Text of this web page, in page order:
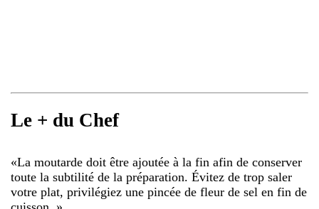
Le + du Chef
«La moutarde doit être ajoutée à la fin afin de conserver
toute la subtilité de la préparation. Évitez de trop saler
votre plat, privilégiez une pincée de fleur de sel en fin de